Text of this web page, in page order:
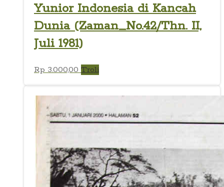
Yunior Indonesia di Kancah
Dunia (Zaman_No.42/Thn. II,
Juli 1981)
Rp 3.000,00 Troli